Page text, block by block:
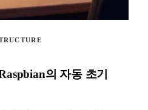
의 자동 초기